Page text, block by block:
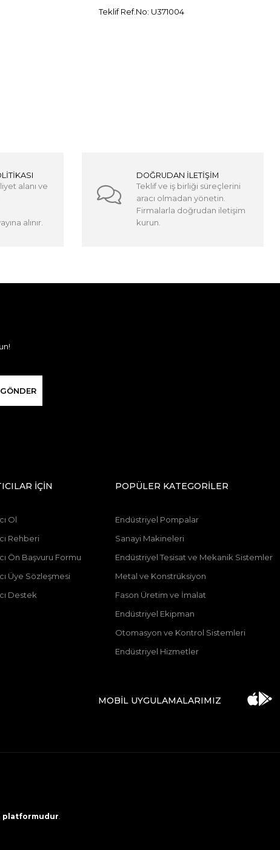
Teklif Ref.No: U371004
alanı ve
alınır.
DOĞRUDAN İLETİŞİM
Teklif ve iş birliği süreçlerini
aracı olmadan yönetin.
Firmalarla doğrudan iletişim
kurun.
GÖNDER
İÇİN
Ol
Rehberi
Ön Başvuru Formu
Üye Sözleşmesi
Destek
POPÜLER KATEGORİLER
Endüstriyel Pompalar
Sanayi Makineleri
Endüstriyel Tesisat ve Mekanik Sistemler
Metal ve Konstrüksiyon
Fason Üretim ve İmalat
Endüstriyel Ekipman
Otomasyon ve Kontrol Sistemleri
Endüstriyel Hizmetler
MOBİL UYGULAMALARIMIZ
platformudur.